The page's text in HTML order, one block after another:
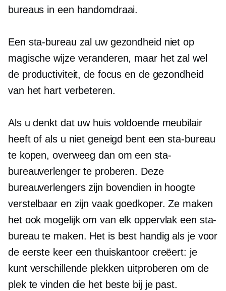
bureaus in een handomdraai.
Een sta-bureau zal uw gezondheid niet op
magische wijze veranderen, maar het zal wel
de productiviteit, de focus en de gezondheid
van het hart verbeteren.
Als u denkt dat uw huis voldoende meubilair
heeft of als u niet geneigd bent een sta-bureau
te kopen, overweeg dan om een ​​sta-
bureauverlenger te proberen. Deze
bureauverlengers zijn bovendien in hoogte
verstelbaar en zijn vaak goedkoper. Ze maken
het ook mogelijk om van elk oppervlak een sta-
bureau te maken. Het is best handig als je voor
de eerste keer een thuiskantoor creëert: je
kunt verschillende plekken uitproberen om de
plek te vinden die het beste bij je past.